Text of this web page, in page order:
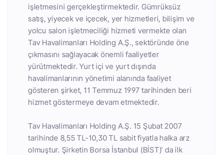
işletmesini gerçekleştirmektedir. Gümrüksüz
satış, yiyecek ve içecek, yer hizmetleri, bilişim ve
yolcu salon işletmeciliği hizmeti vermekte olan
Tav Havalimanları Holding A.Ş., sektöründe öne
çıkmasını sağlayacak önemli faaliyetler
yürütmektedir. Yurt içi ve yurt dışında
havalimanlarının yönetimi alanında faaliyet
gösteren şirket, 11 Temmuz 1997 tarihinden beri
hizmet göstermeye devam etmektedir.
Tav Havalimanları Holding A.Ş. 15 Şubat 2007
tarihinde 8,55 TL-10,30 TL sabit fiyatla halka arz
olmuştur. Şirketin Borsa İstanbul (BİST)’ da ilk